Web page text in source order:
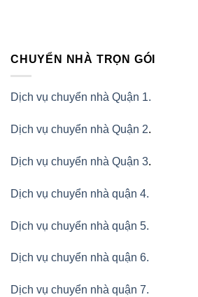
CHUYỂN NHÀ TRỌN GÓI
Dịch vụ chuyển nhà Quận 1.
Dịch vụ chuyển nhà Quận 2.
Dịch vụ chuyển nhà Quận 3.
Dịch vụ chuyển nhà quận 4.
Dịch vụ chuyển nhà quận 5.
Dịch vụ chuyển nhà quận 6.
Dịch vụ chuyển nhà quận 7.